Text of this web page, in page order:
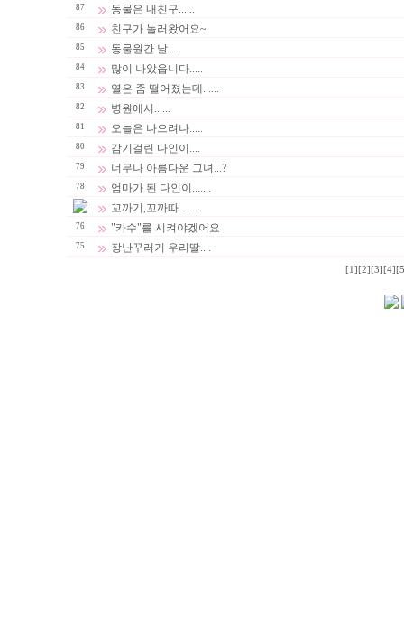
87 동물은 내친구......
86 친구가 놀러왔어요~
85 동물원간 날.....
84 많이 나았읍니다.....
83 열은 좀 떨어졌는데......
82 병원에서......
81 오늘은 나으려나.....
80 감기걸린 다인이....
79 너무나 아름다운 그녀...?
78
엄마가 된 다인이.......
꼬까기,꼬까따.......
76 "카수"를 시켜야겠어요
75 장난꾸러기 우리딸....
[1] [2] [3] [4]